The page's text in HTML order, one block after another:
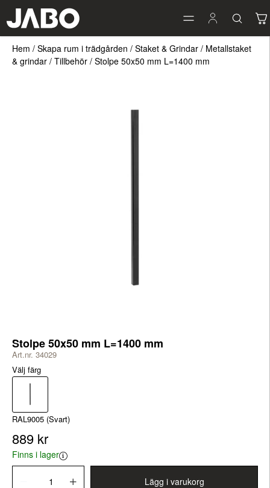
Hem / Skapa rum i trädgården / Staket & Grindar / Metallstaket
& grindar / Tillbehör / Stolpe 50x50 mm L=1400 mm
Stolpe 50x50 mm L=1400 mm
Art.nr. 34029
Välj färg
RAL9005 (Svart)
889 kr
Finns i lager
Lägg i varukorg